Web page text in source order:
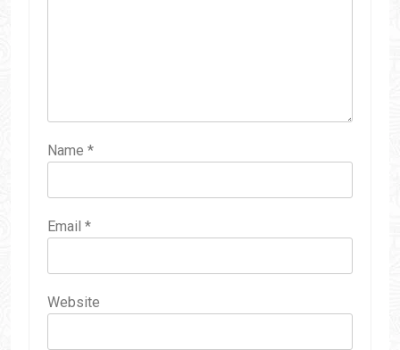
Name *
Email *
Website